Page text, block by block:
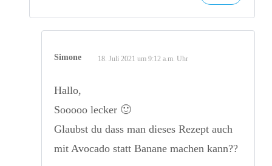
Simone 18. Juli 2021 um 9:12 a.m. Uhr
Hallo,
Sooooo lecker 🙂
Glaubst du dass man dieses Rezept auch
mit Avocado statt Banane machen kann??